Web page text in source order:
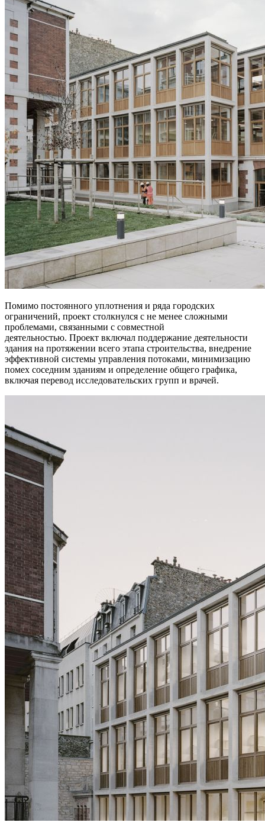
Помимо постоянного уплотнения и ряда городских
ограничений, проект столкнулся с не менее сложными
проблемами, связанными с совместной
деятельностью. Проект включал поддержание деятельности
здания на протяжении всего этапа строительства, внедрение
эффективной системы управления потоками, минимизацию
помех соседним зданиям и определение общего графика,
включая перевод исследовательских групп и врачей.